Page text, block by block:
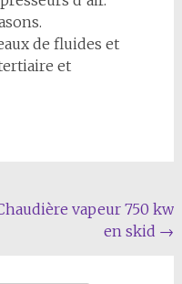
de fluides et
et
vapeur 750 kw
en skid →